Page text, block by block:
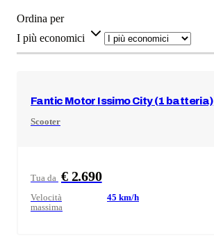
Ordina per
I più economici
Fantic Motor Issimo City (1 batteria)
Scooter
Tua da € 2.690
Velocità
massima
45 km/h